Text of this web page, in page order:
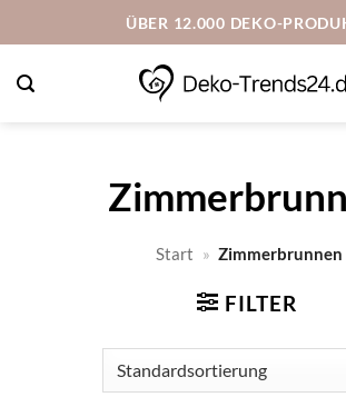
Inhalt
springen
ÜBER 12.000 DEKO-
Start » Zimmerbrunnen
FILTER